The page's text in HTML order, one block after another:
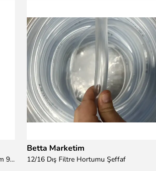
100x50x50h Ultra Clear Akvaryum 10mm 90derece Birleşim /Sadece Otobüs Kargosu ile Gönderim Yapılır !
Betta Marketim
12/16 Dış Filtre Hortumu Şeffaf